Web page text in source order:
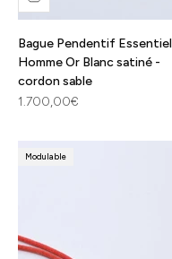
Bague Pendentif Essentiel
Homme Or Blanc satiné -
cordon sable
Prix de vente
1.700,00€
Modulable